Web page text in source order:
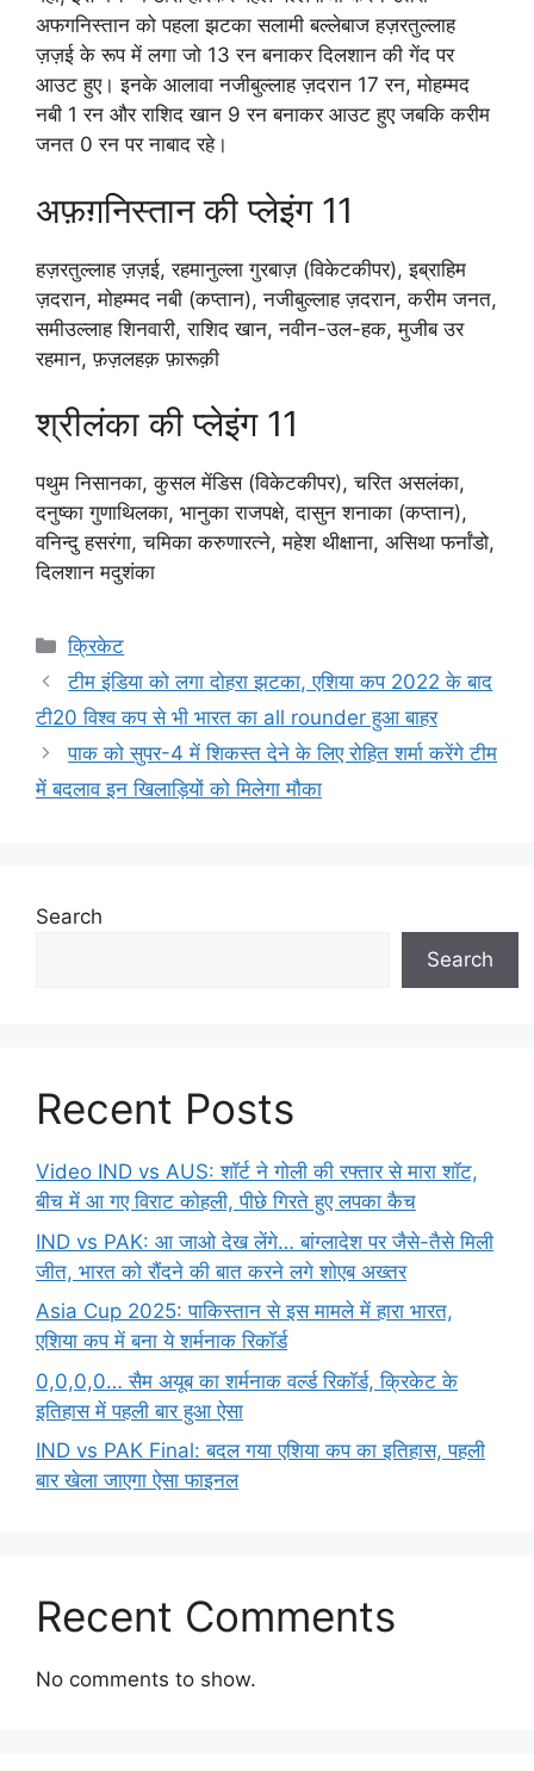
अफगनिस्तान को पहला झटका सलामी बल्लेबाज हज़रतुल्लाह
ज़ज़ई के रूप में लगा जो 13 रन बनाकर दिलशान की गेंद पर
आउट हुए। इनके आलावा नजीबुल्लाह ज़दरान 17 रन, मोहम्मद
नबी 1 रन और राशिद खान 9 रन बनाकर आउट हुए जबकि करीम
जनत 0 रन पर नाबाद रहे।
अफ़ग़निस्तान की प्लेइंग 11
हज़रतुल्लाह ज़ज़ई, रहमानुल्ला गुरबाज़ (विकेटकीपर), इब्राहिम
ज़दरान, मोहम्मद नबी (कप्तान), नजीबुल्लाह ज़दरान, करीम जनत,
समीउल्लाह शिनवारी, राशिद खान, नवीन-उल-हक, मुजीब उर
रहमान, फ़ज़लहक़ फ़ारूक़ी
श्रीलंका की प्लेइंग 11
पथुम निसानका, कुसल मेंडिस (विकेटकीपर), चरित असलंका,
दनुष्का गुणाथिलका, भानुका राजपक्षे, दासुन शनाका (कप्तान),
वनिन्दु हसरंगा, चमिका करुणारत्ने, महेश थीक्षाना, असिथा फर्नांडो,
दिलशान मदुशंका
Categories
क्रिकेट
टीम इंडिया को लगा दोहरा झटका, एशिया कप 2022 के बाद
टी20 विश्व कप से भी भारत का all rounder हुआ बाहर
पाक को सुपर-4 में शिकस्त देने के लिए रोहित शर्मा करेंगे टीम
में बदलाव इन खिलाड़ियों को मिलेगा मौका
Search
Search
Recent Posts
Video IND vs AUS: शॉर्ट ने गोली की रफ्तार से मारा शॉट,
बीच में आ गए विराट कोहली, पीछे गिरते हुए लपका कैच
IND vs PAK: आ जाओ देख लेंगे… बांग्लादेश पर जैसे-तैसे मिली
जीत, भारत को रौंदने की बात करने लगे शोएब अख्तर
Asia Cup 2025: पाकिस्तान से इस मामले में हारा भारत,
एशिया कप में बना ये शर्मनाक रिकॉर्ड
0,0,0,0… सैम अयूब का शर्मनाक वर्ल्ड रिकॉर्ड, क्रिकेट के
इतिहास में पहली बार हुआ ऐसा
IND vs PAK Final: बदल गया एशिया कप का इतिहास, पहली
बार खेला जाएगा ऐसा फाइनल
Recent Comments
No comments to show.